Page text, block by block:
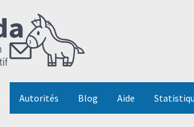
Autorités Blog Aide